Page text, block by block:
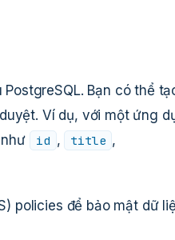
Bạn có thể
Ví dụ, với một ứng
id , title ,
policies để bảo mật dữ